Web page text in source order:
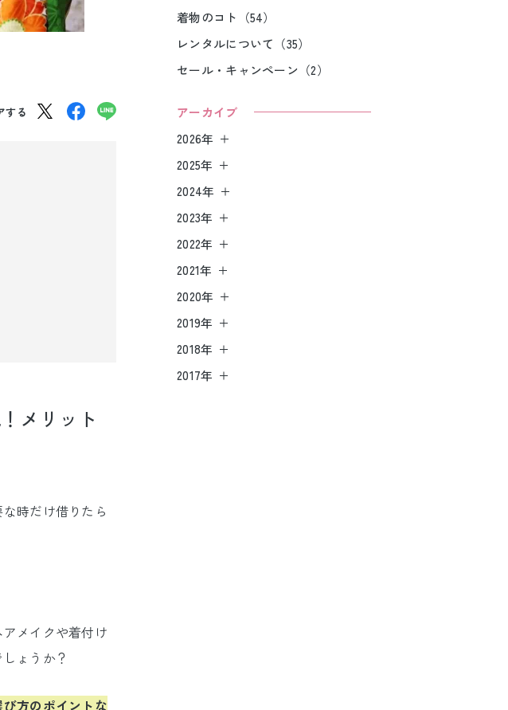
する
メリット
時だけ借りたら
メイクや着付け
ょうか？
方のポイントな
着物のコト（54）
レンタルについて（35）
セール・キャンペーン（2）
アーカイブ
2026年
2025年
2024年
2023年
2022年
2021年
2020年
2019年
2018年
2017年